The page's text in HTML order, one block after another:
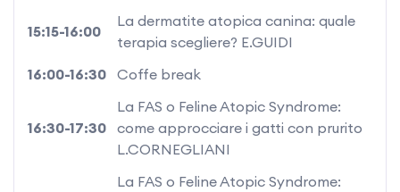
15:15-16:00
La dermatite atopica canina: quale
terapia scegliere? E.GUIDI
16:00-16:30 Coffe break
16:30-17:30
La FAS o Feline Atopic Syndrome:
come approcciare i gatti con prurito
L.CORNEGLIANI
La FAS o Feline Atopic Syndrome: